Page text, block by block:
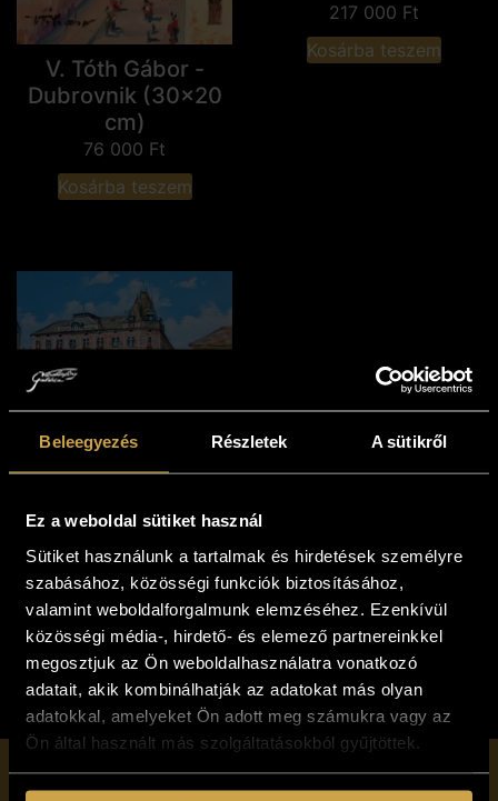
Beleegyezés Részletek A sütikről
Ez a weboldal sütiket használ
Sütiket használunk a tartalmak és hirdetések személyre
szabásához, közösségi funkciók biztosításához,
valamint weboldalforgalmunk elemzéséhez. Ezenkívül
közösségi média-, hirdető- és elemező partnereinkkel
megosztjuk az Ön weboldalhasználatra vonatkozó
adatait, akik kombinálhatják az adatokat más olyan
adatokkal, amelyeket Ön adott meg számukra vagy az
Ön által használt más szolgáltatásokból gyűjtöttek.
V. Tóth Gábor -
Dubrovnik (30x20
cm)
76 000 Ft
Kosárba teszem
217 000 Ft
Kosárba teszem
Kassa utcáin
(40x50 cm)
77 000 Ft
Kosárba teszem